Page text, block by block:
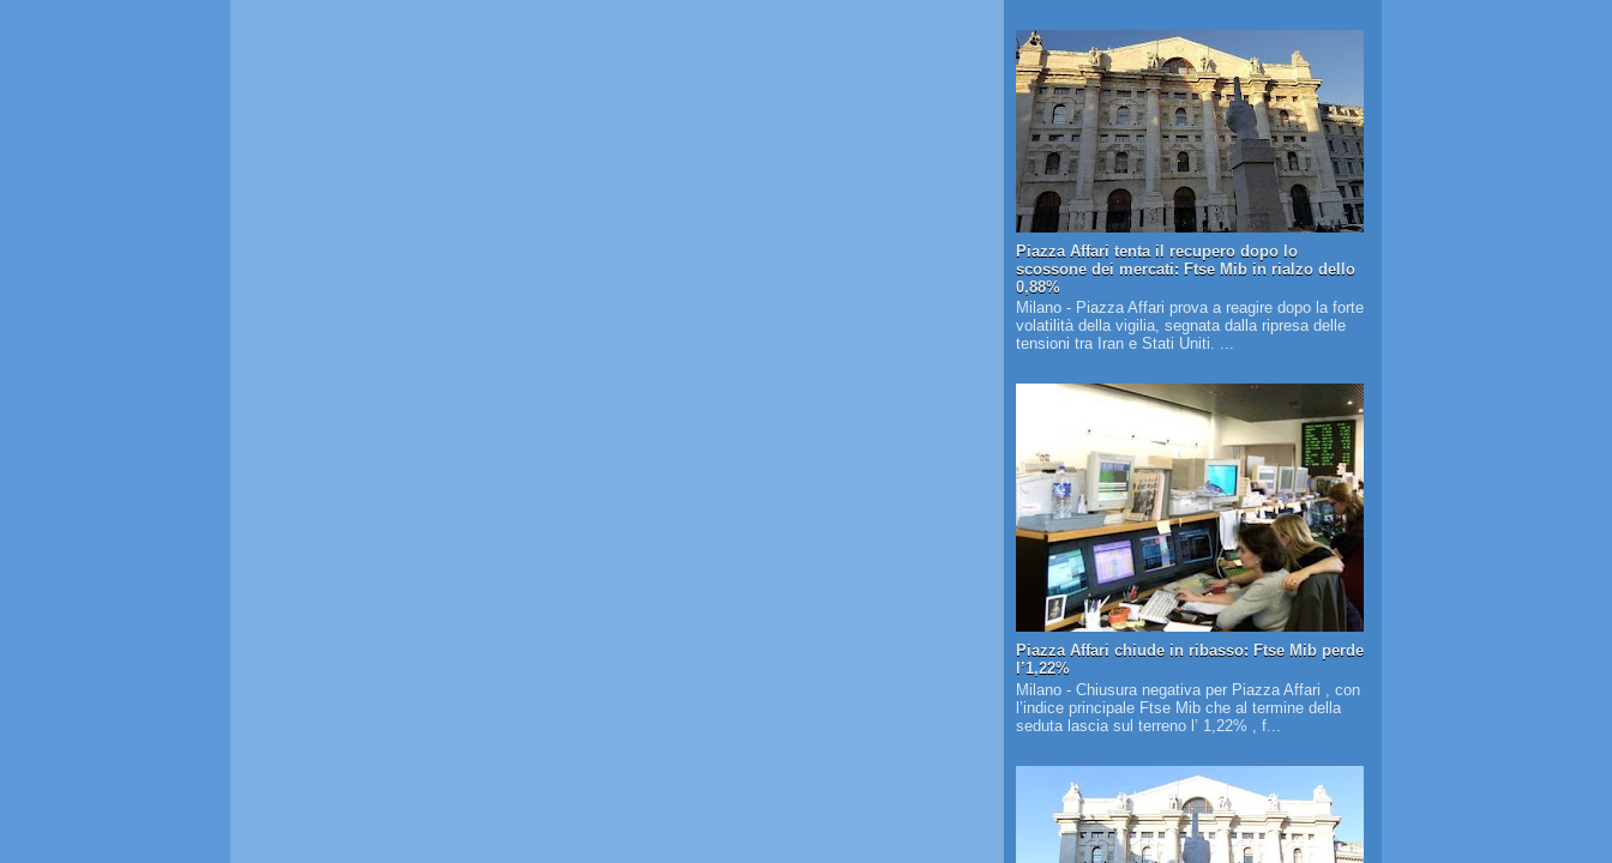
Piazza Affari tenta il recupero dopo lo
scossone dei mercati: Ftse Mib in rialzo dello
0,88%
Milano - Piazza Affari prova a reagire dopo la forte
volatilità della vigilia, segnata dalla ripresa delle
tensioni tra Iran e Stati Uniti. ...
Piazza Affari chiude in ribasso: Ftse Mib perde
l’1,22%
Milano - Chiusura negativa per Piazza Affari , con
l’indice principale Ftse Mib che al termine della
seduta lascia sul terreno l’ 1,22% , f...